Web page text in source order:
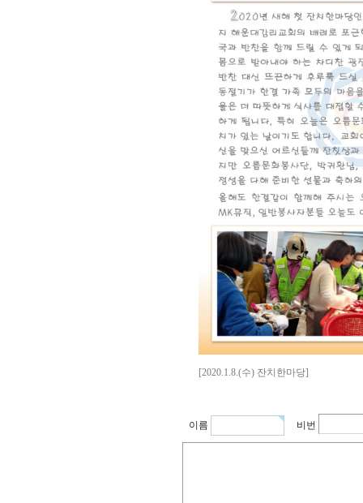
[2020.1.8.(수) 잔치한마당]
이름 비번